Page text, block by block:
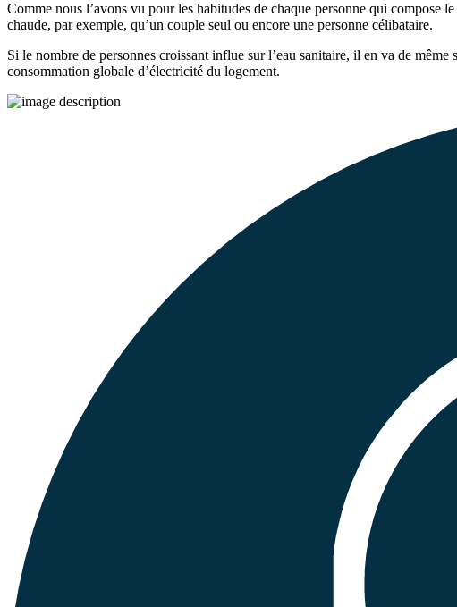
Comme nous l’avons vu pour les habitudes de chaque personne qui
chaude, par exemple, qu’un couple seul ou encore une personne célibataire.
Si le nombre de personnes croissant influe sur l’eau sanitaire, il en va de
consommation globale d’électricité du logement.